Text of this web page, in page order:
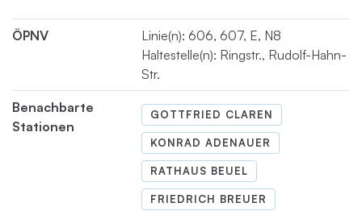
ÖPNV
Linie(n): 606, 607, E, N8
Haltestelle(n): Ringstr., Rudolf-Hahn-
Str.
Benachbarte
Stationen
GOTTFRIED CLAREN
KONRAD ADENAUER
RATHAUS BEUEL
FRIEDRICH BREUER